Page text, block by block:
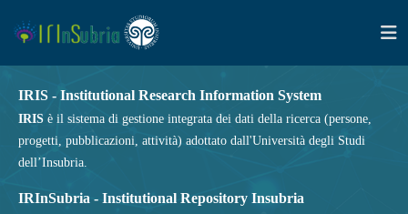
IRIS - Institutional Research Information System
IRIS è il sistema di gestione integrata dei dati della ricerca (persone,
progetti, pubblicazioni, attività) adottato dall'Università degli Studi
dell’Insubria.
IRInSubria - Institutional Repository Insubria